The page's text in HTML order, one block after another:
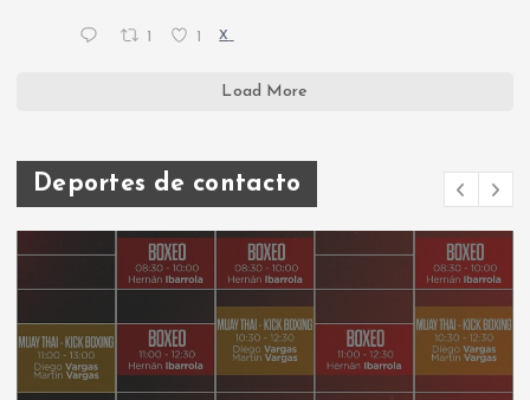
X
Load More
Deportes de contacto